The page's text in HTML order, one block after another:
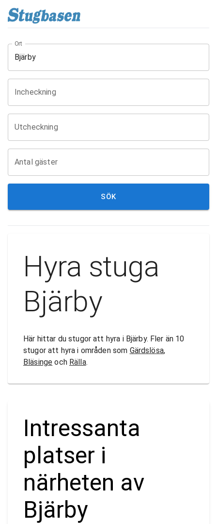
Ort
Incheckning
Utcheckning
Antal gäster
SÖK
Hyra stuga
Bjärby
Här hittar du stugor att hyra i Bjärby. Fler än 10
stugor att hyra i områden som Gärdslösa,
Bläsinge och Rälla.
Intressanta
platser i
närheten av
Bjärby